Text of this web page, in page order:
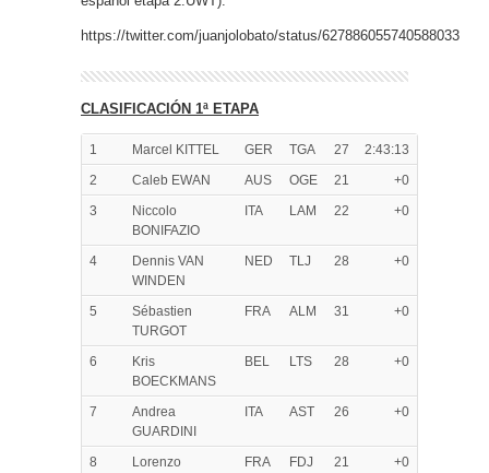
https://twitter.com/juanjolobato/status/627886055740588033
CLASIFICACIÓN 1ª ETAPA
1 Marcel KITTEL GER TGA 27
2:43:13
2
Caleb EWAN AUS OGE 21
+0
3
Niccolo
BONIFAZIO
ITA LAM 22 +0
4
Dennis VAN
WINDEN
NED TLJ 28 +0
5
Sébastien
TURGOT
FRA ALM 31 +0
6
Kris
BOECKMANS
BEL LTS 28 +0
7
Andrea
GUARDINI
ITA AST 26 +0
8
Lorenzo
FRA FDJ 21 +0